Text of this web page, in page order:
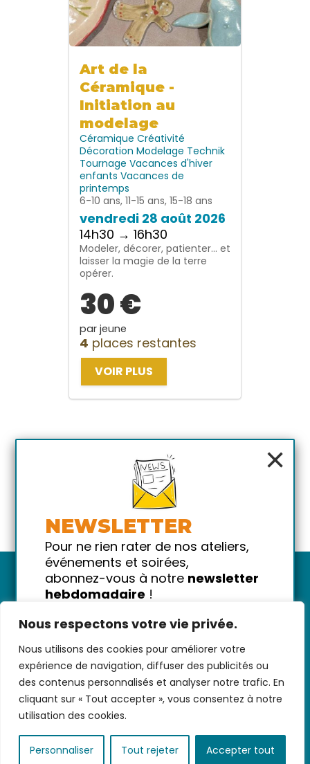
Nous respectons votre vie privée.
Nous utilisons des cookies pour améliorer votre
expérience de navigation, diffuser des publicités ou
des contenus personnalisés et analyser notre trafic. En
cliquant sur « Tout accepter », vous consentez à notre
utilisation des cookies.
Personnaliser Tout rejeter Accepter tout
Art de la
Céramique -
Initiation au
modelage
Céramique Créativité
Décoration Modelage Technik
Tournage Vacances d'hiver
enfants Vacances de
printemps
6-10 ans, 11-15 ans, 15-18 ans
vendredi 28 août 2026
14h30 → 16h30
Modeler, décorer, patienter… et
laisser la magie de la terre
opérer.
30 €
par jeune
4 places restantes
VOIR PLUS
Nous contacter- CGV/CGU-Données
personnelles-Infos pratiques- FAQ
×
NEWSLETTER
Pour ne rien rater de nos ateliers,
événements et soirées,
abonnez-vous à notre newsletter
hebdomadaire !
!
Votre email